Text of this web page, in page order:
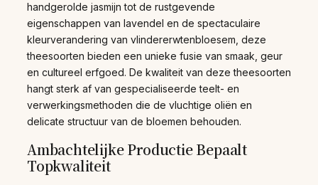
handgerolde jasmijn tot de rustgevende
eigenschappen van lavendel en de spectaculaire
kleurverandering van vlindererwtenbloesem, deze
theesoorten bieden een unieke fusie van smaak, geur
en cultureel erfgoed. De kwaliteit van deze theesoorten
hangt sterk af van gespecialiseerde teelt- en
verwerkingsmethoden die de vluchtige oliën en
delicate structuur van de bloemen behouden.
Ambachtelijke Productie Bepaalt
Topkwaliteit